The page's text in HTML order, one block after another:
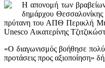
Η απονομή των
δημάρχου
πρύτανη του ΑΠΘ Περικλή
Unesco Αικατερίνης
«Ο διαγωνισμός βοήθησε πολύ
προτάσεις προς